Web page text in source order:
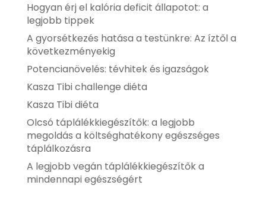
Hogyan érj el kalória deficit állapotot: a
legjobb tippek
A gyorsétkezés hatása a testünkre: Az íztől a
következményekig
Potencianövelés: tévhitek és igazságok
Kasza Tibi challenge diéta
Kasza Tibi diéta
Olcsó táplálékkiegészítők: a legjobb
megoldás a költséghatékony egészséges
táplálkozásra
A legjobb vegán táplálékkiegészítők a
mindennapi egészségért